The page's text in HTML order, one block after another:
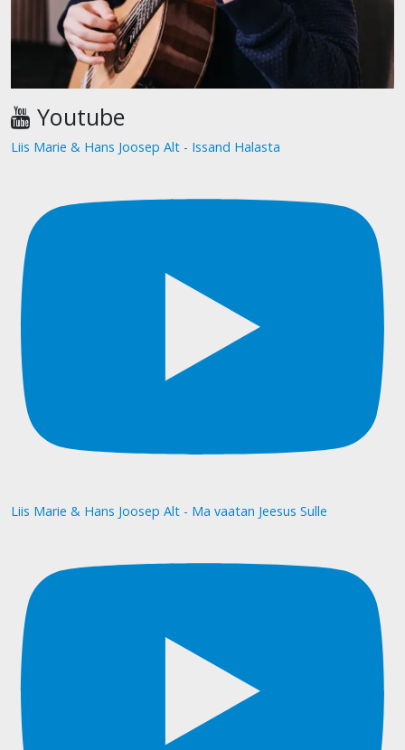
Youtube
Liis Marie & Hans Joosep Alt - Issand Halasta
Liis Marie & Hans Joosep Alt - Ma vaatan Jeesus Sulle